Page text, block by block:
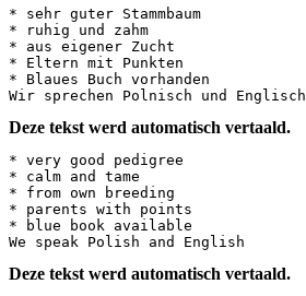
* sehr guter Stammbaum
* ruhig und zahm
* aus eigener Zucht
* Eltern mit Punkten
* Blaues Buch vorhanden
Wir sprechen Polnisch und Englisch
Deze tekst werd automatisch vertaald.
* very good pedigree
* calm and tame
* from own breeding
* parents with points
* blue book available
We speak Polish and English
Deze tekst werd automatisch vertaald.